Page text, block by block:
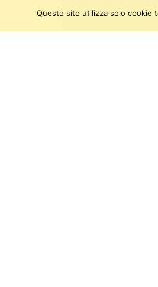
Questo sito utilizza solo cookie